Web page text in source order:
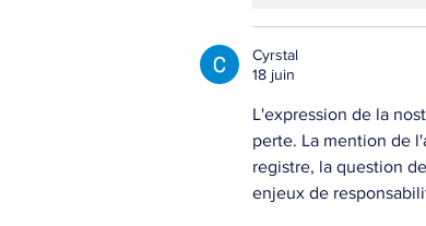
Cyrstal
18 juin
L'expression de la
perte. La mention de
registre, la question
enjeux de